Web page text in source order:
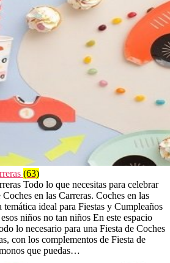
(63)
Todo lo que necesitas para celebrar
Coches en las Carreras. Coches en las
temática ideal para Fiestas y Cumpleaños
niños no tan niños En este espacio
lo necesario para una Fiesta de Coches
con los complementos de Fiesta de
que puedas…